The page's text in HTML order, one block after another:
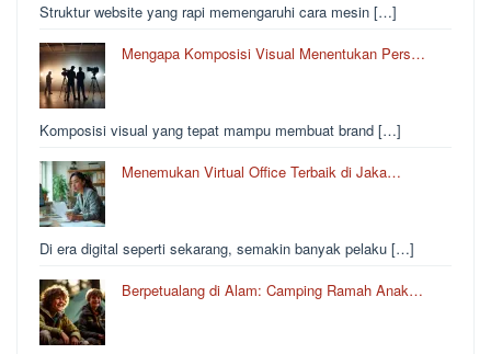
Struktur website yang rapi memengaruhi cara mesin […]
Mengapa Komposisi Visual Menentukan Pers…
Komposisi visual yang tepat mampu membuat brand […]
Menemukan Virtual Office Terbaik di Jaka…
Di era digital seperti sekarang, semakin banyak pelaku […]
Berpetualang di Alam: Camping Ramah Anak…